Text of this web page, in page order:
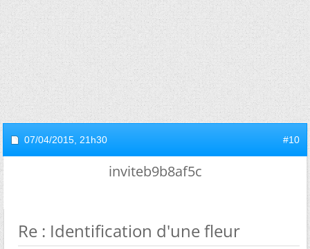
07/04/2015, 21h30 #10
inviteb9b8af5c
Re : Identification d'une fleur